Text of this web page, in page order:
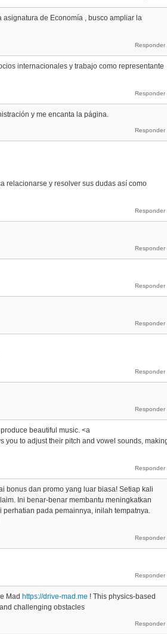
de Economía , busco ampliar la
internacionales y trabajo como representante
y me encanta la página.
relacionarse y resolver sus dudas así como
beautiful music. <a
you to adjust their pitch and vowel sounds,
bonus dan promo yang luar biasa! Setiap kali
Ini benar-benar membantu meningkatkan
pada pemainnya, inilah tempatnya.
Mad https://drive-mad.me ! This physics-based
challenging obstacles